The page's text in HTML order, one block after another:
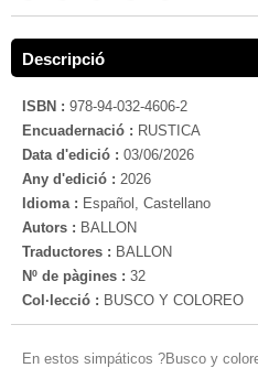
Descripció
ISBN : 978-94-032-4606-2
Encuadernació : RUSTICA
Data d'edició : 03/06/2026
Any d'edició : 2026
Idioma : Español, Castellano
Autors : BALLON
Traductores : BALLON
Nº de pàgines : 32
Col·lecció : BUSCO Y COLOREO
En estos simpáticos ?Busco y